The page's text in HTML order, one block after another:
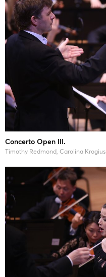
Concerto Open III.
Timothy Redmond, Carolina Krogius